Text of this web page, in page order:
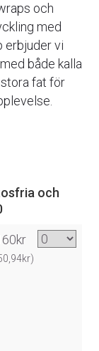
och
med
erbjuder vi
både kalla
fat för
och